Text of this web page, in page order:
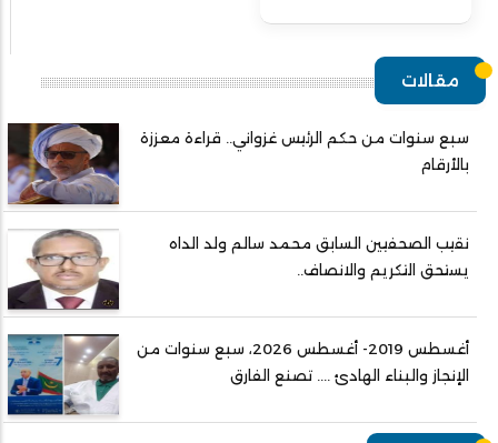
مقالات
سبع سنوات من حكم الرئيس غزواني.. قراءة معززة
بالأرقام
نقيب الصحفيين السابق محمد سالم ولد الداه
يستحق التكريم والانصاف..
أغسطس 2019- أغسطس 2026، سبع سنوات من
الإنجاز والبناء الهادئ .... تصنع الفارق